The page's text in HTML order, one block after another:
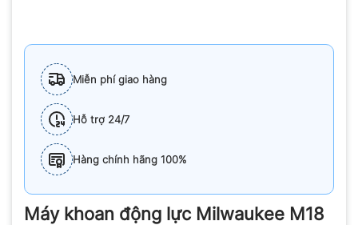
Miễn phí giao hàng
Hỗ trợ 24/7
Hàng chính hãng 100%
Máy khoan động lực Milwaukee M18